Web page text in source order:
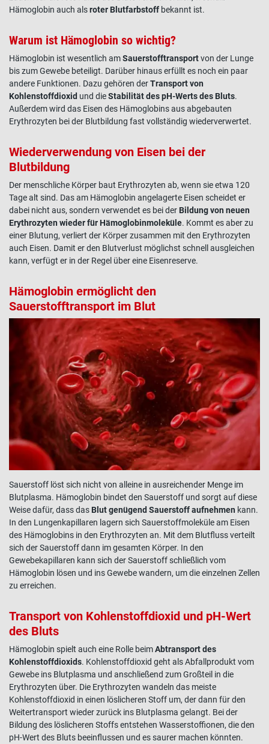
Hämoglobin auch alsroter Blutfarbstoff bekannt ist.
Warum ist Hämoglobin so wichtig?
Hämoglobin ist wesentlich amSauerstofftransportvon der Lunge
bis zumGewebe beteiligt. Darüber hinaus erfüllt es noch ein paar
andere Funktionen. Dazu gehören derTransport von
Kohlenstoffdioxid und dieStabilität des pH-Werts des Bluts.
Außerdem wird das Eisen des Hämoglobins aus abgebauten
Erythrozyten bei der Blutbildung fast vollständig wiederverwertet.
Wiederverwendung von Eisen bei der
Blutbildung
Der menschliche Körper baut Erythrozyten ab, wenn sie etwa 120
Tage alt sind. Das am Hämoglobin angelagerte Eisen scheidet er
dabei nicht aus, sondern verwendet es bei der Bildung von neuen
Erythrozyten wieder für Hämoglobinmoleküle. Kommt es aber zu
einer Blutung, verliert der Körperzusammen mit den Erythrozyten
auch Eisen. Damit er den Blutverlust möglichst schnell ausgleichen
kann, verfügt er in der Regel über eine Eisenreserve.
Hämoglobin ermöglicht den
Sauerstofftransport im Blut
Sauerstoff löst sich nicht von alleine in ausreichender Menge im
Blutplasma. Hämoglobin bindet den Sauerstoff und sorgt auf diese
Weise dafür, dass das Blut genügend Sauerstoffaufnehmen kann.
In den Lungenkapillaren lagern sich Sauerstoffmoleküle am Eisen
des Hämoglobins in den Erythrozyten an. Mit dem Blutfluss verteilt
sich derSauerstoffdann im gesamten Körper. In den
Gewebekapillaren kann sich derSauerstoffschließlich vom
Hämoglobin lösen und insGewebewandern, um die einzelnen Zellen
zu erreichen.
Transport von Kohlenstoffdioxid und pH-Wert
des Bluts
Hämoglobin spielt auch eine Rolle beimAbtransport des
Kohlenstoffdioxids. Kohlenstoffdioxid geht als Abfallprodukt vom
Gewebe ins Blutplasma und anschließend zum Großteil in die
Erythrozyten über. Die Erythrozyten wandeln das meiste
Kohlenstoffdioxid in einen löslicheren Stoff um, der dann für den
Weitertransport wieder zurück ins Blutplasma gelangt. Bei der
Bildung des löslicheren Stoffs entstehen Wasserstoffionen, die den
pH-Wert des Bluts beeinflussen und es saurer machen könnten.